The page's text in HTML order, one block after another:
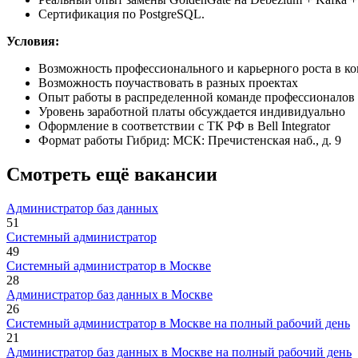
Сертификация по PostgreSQL.
Условия:
Возможность профессионального и карьерного роста в
Возможность поучаствовать в разных проектах
Опыт работы в распределенной команде профессионалов
Уровень заработной платы обсуждается индивидуально
Оформление в соответствии с ТК РФ в Bell Integrator
Формат работы Гибрид: МСК: Пречистенская наб., д. 9
Смотреть ещё вакансии
Администратор баз данных
51
Системный администратор
49
Системный администратор в Москве
28
Администратор баз данных в Москве
26
Системный администратор в Москве на полный рабочий день
21
Администратор баз данных в Москве на полный рабочий день